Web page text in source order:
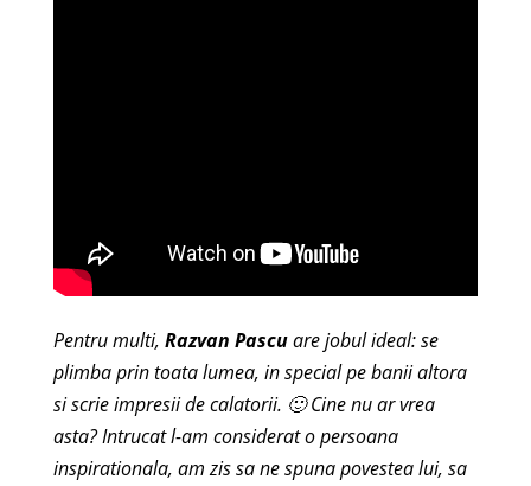
Pentru multi, Razvan Pascuare jobul ideal: se
plimba prin toata lumea, in special pe banii altora
si scrie impresii de calatorii. 🙂 Cine nu ar vrea
asta? Intrucat l-am considerat o persoana
inspirationala, am zis sa ne spuna povestea lui, sa